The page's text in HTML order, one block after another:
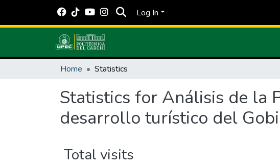
Log In
Home Statistics
Statistics for Análisis de la
desarrollo turístico del
Total visits